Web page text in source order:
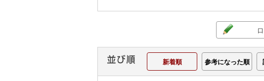
新着順 参考になった順